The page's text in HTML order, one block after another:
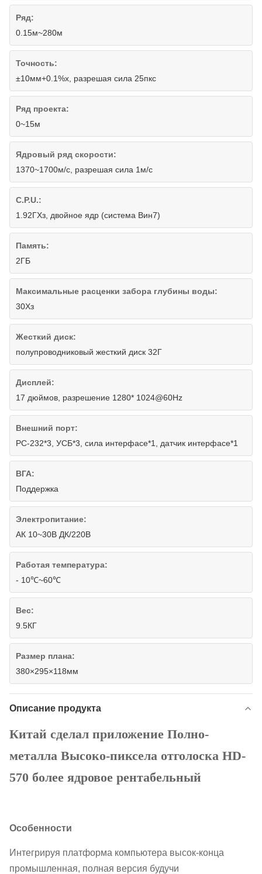
Ряд:
0.15м~280м
Точность:
±10мм+0.1%х, разрешая сила 25пкс
Ряд проекта:
0~15м
Ядровый ряд скорости:
1370~1700м/с, разрешая сила 1м/с
C.P.U.:
1.92ГХз, двойное ядр (система Вин7)
Память:
2ГБ
Максимальные расценки забора глубины воды:
30Хз
Жесткий диск:
полупроводниковый жесткий диск 32Г
Дисплей:
17 дюймов, разрешение 1280* 1024@60Hz
Внешний порт:
РС-232*3, УСБ*3, сила интерфасе*1, датчик интерфасе*1
ВГА:
Поддержка
Электропитание:
АК 10~30В ДК/220В
Работая температура:
- 10℃~60℃
Вес:
9.5КГ
Размер плана:
380×295×118мм
Описание продукта
Китай сделал приложение Полно-
металла Высоко-пиксела отголоска HD-
570 более ядровое рентабельный
Особенности
Интегрируя платформа компьютера высок-конца
промышленная, полная версия будучи